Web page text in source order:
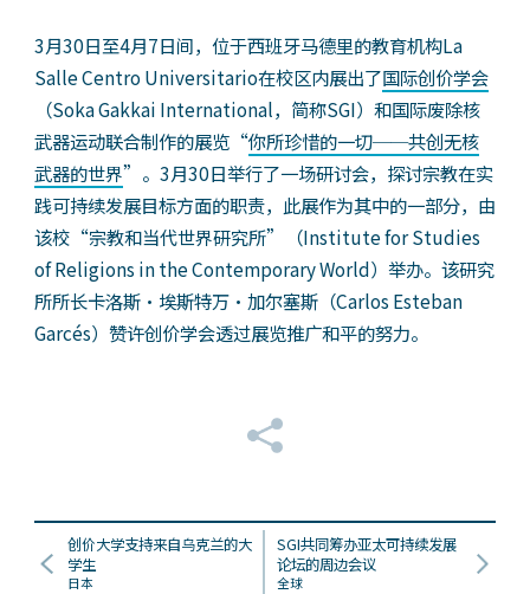
3月30日至4月7日间，位于西班牙马德里的教育机构La
Salle Centro Universitario在校区内展出了国际创价学会
（Soka Gakkai International，简称SGI）和国际废除核
武器运动联合制作的展览“你所珍惜的一切──共创无核
武器的世界”。3月30日举行了一场研讨会，探讨宗教在实
践可持续发展目标方面的职责，此展作为其中的一部分，由
该校“宗教和当代世界研究所”（Institute for Studies
of Religions in the Contemporary World）举办。该研究
所所长卡洛斯・埃斯特万・加尔塞斯（Carlos Esteban
Garcés）赞许创价学会透过展览推广和平的努力。
创价大学支持来自乌克兰的大
学生
日本
SGI共同筹办亚太可持续发展
论坛的周边会议
全球